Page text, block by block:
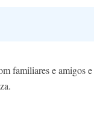
familiares e amigos